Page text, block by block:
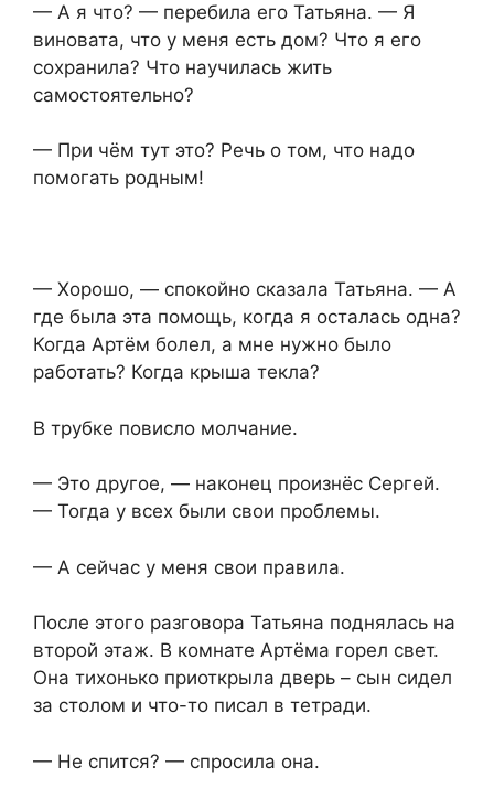
— А я что? — перебила его Татьяна. — Я
виновата, что у меня есть дом? Что я его
сохранила? Что научилась жить
самостоятельно?
— При чём тут это? Речь о том, что надо
помогать родным!
— Хорошо, — спокойно сказала Татьяна. — А
где была эта помощь, когда я осталась одна?
Когда Артём болел, а мне нужно было
работать? Когда крыша текла?
В трубке повисло молчание.
— Это другое, — наконец произнёс Сергей.
— Тогда у всех были свои проблемы.
— А сейчас у меня свои правила.
После этого разговора Татьяна поднялась на
второй этаж. В комнате Артёма горел свет.
Она тихонько приоткрыла дверь – сын сидел
за столом и что-то писал в тетради.
— Не спится? — спросила она.